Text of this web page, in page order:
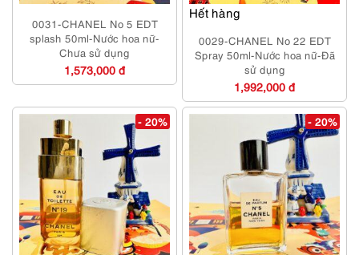
0031-CHANEL No 5 EDT
splash 50ml-Nước hoa nữ-
Chưa sử dụng
1,573,000 đ
Hết hàng
0029-CHANEL No 22 EDT
Spray 50ml-Nước hoa nữ-Đã
sử dụng
1,992,000 đ
- 20% - 20%